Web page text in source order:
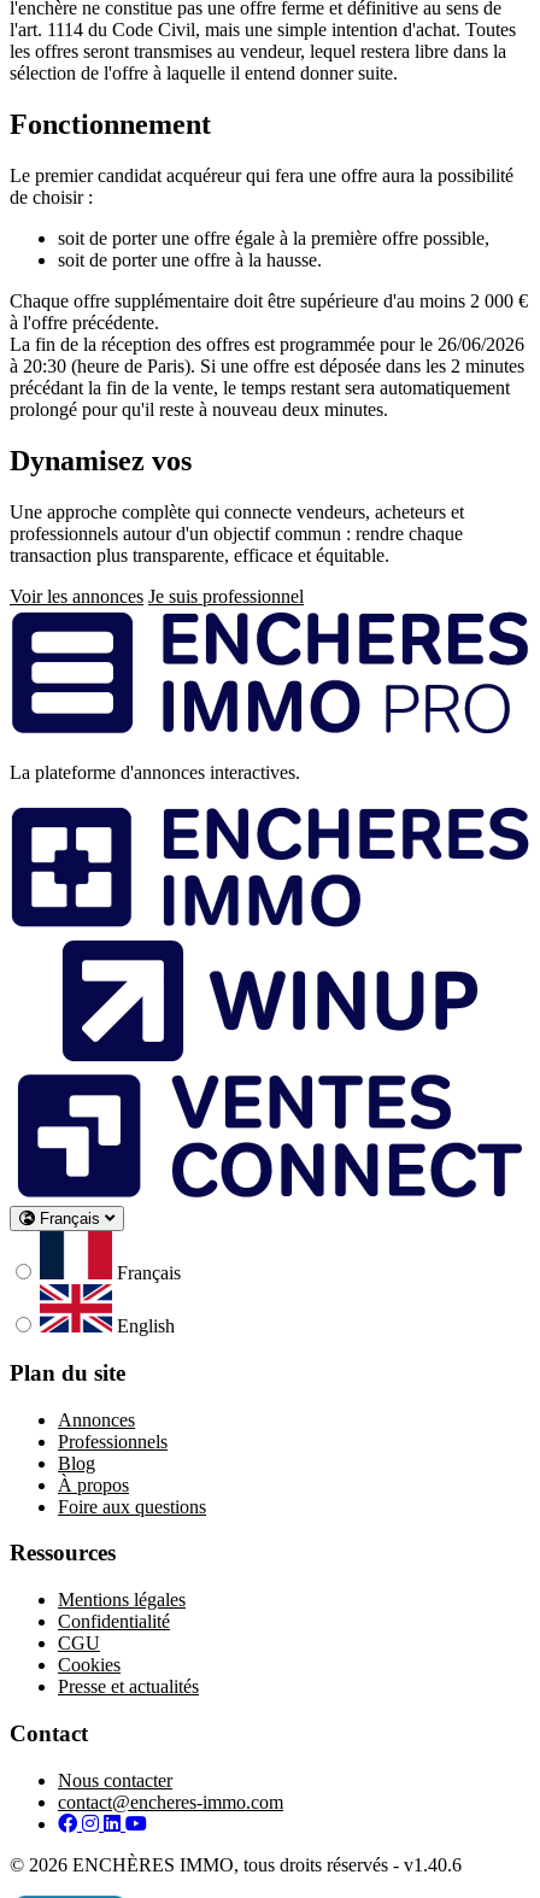
l'enchère ne constitue pas une offre ferme et définitive au sens de
l'art. 1114 du Code Civil, mais une simple intention d'achat. Toutes
les offres seront transmises au vendeur, lequel restera libre dans la
sélection de l'offre à laquelle il entend donner suite.
Fonctionnement
Le premier candidat acquéreur qui fera une offre aura la possibilité
de choisir :
soit de porter une offre égale à la première offre possible,
soit de porter une offre à la hausse.
Chaque offre supplémentaire doit être supérieure d'au moins 2 000 €
à l'offre précédente.
La fin de la réception des offres est programmée pour le 26/06/2026
à 20:30 (heure de Paris). Si une offre est déposée dans les 2 minutes
précédant la fin de la vente, le temps restant sera automatiquement
prolongé pour qu'il reste à nouveau deux minutes.
Dynamisez vos
Une approche complète qui connecte vendeurs, acheteurs et
professionnels autour d'un objectif commun : rendre chaque
transaction plus transparente, efficace et équitable.
Voir les annonces Je suis professionnel
Pied
de
page
La plateforme d'annonces interactives.
Français
Français
English
Plan du site
Annonces
Professionnels
Blog
À propos
Foire aux questions
Ressources
Mentions légales
Confidentialité
CGU
Cookies
Presse et actualités
Contact
Nous contacter
contact@encheres-immo.com
Facebook
Instagram
LinkedIn
YouTube
© 2026 ENCHÈRES IMMO, tous droits réservés - v1.40.6